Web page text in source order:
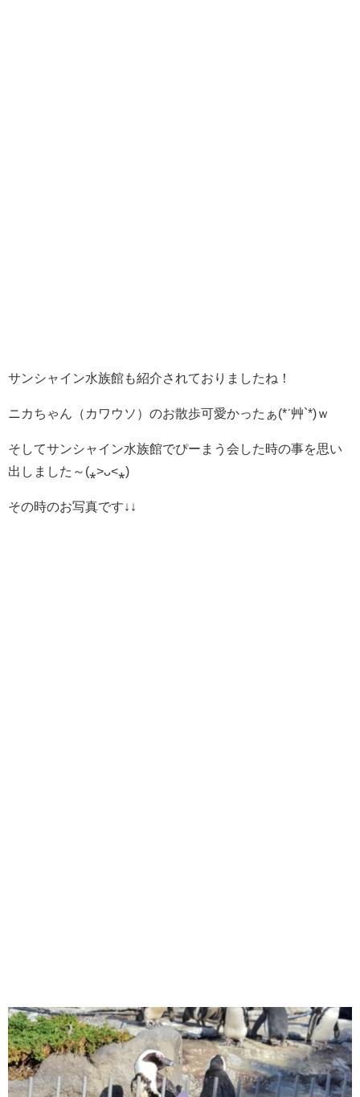
サンシャイン水族館も紹介されておりましたね！
ニカちゃん（カワウソ）のお散歩可愛かったぁ(*ˊ艸`*)ｗ
そしてサンシャイン水族館でぴーまう会した時の事を思い
出しました～(⁎˃ᴗ˂⁎)
その時のお写真です↓↓